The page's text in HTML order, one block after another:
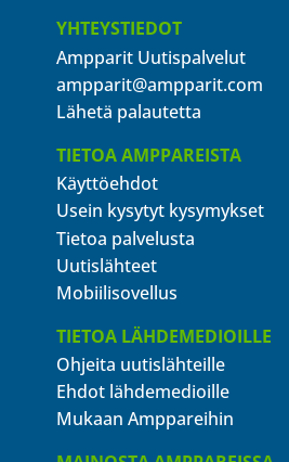
YHTEYSTIEDOT
Ampparit Uutispalvelut
ampparit@ampparit.com
Lähetä palautetta
TIETOA AMPPAREISTA
Käyttöehdot
Usein kysytyt kysymykset
Tietoa palvelusta
Uutislähteet
Mobiilisovellus
TIETOA LÄHDEMEDIOILLE
Ohjeita uutislähteille
Ehdot lähdemedioille
Mukaan Amppareihin